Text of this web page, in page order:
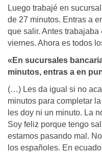
Luego trabajé en
de 27 minutos. Entras a
que salir. Antes
viernes. Ahora es todos
«En sucursales
minutos, entras a en
(…) Les da igual si no
minutos para completar
les doy ni un minuto. La
Soy feliz porque tengo
estamos pasando mal.
los españoles. En